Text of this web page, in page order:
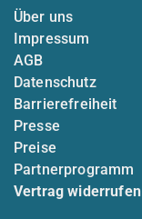
Über uns
Impressum
AGB
Datenschutz
Barrierefreiheit
Presse
Preise
Partnerprogramm
Vertrag widerrufen